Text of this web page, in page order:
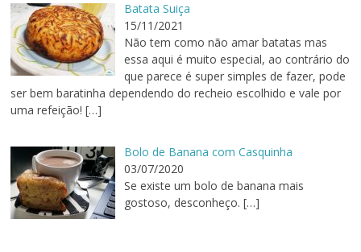
Batata Suiça
15/11/2021
Não tem como não amar batatas mas
essa aqui é muito especial, ao contrário do
que parece é super simples de fazer, pode
ser bem baratinha dependendo do recheio escolhido e vale por
uma refeição! […]
Bolo de Banana com Casquinha
03/07/2020
Se existe um bolo de banana mais
gostoso, desconheço. […]